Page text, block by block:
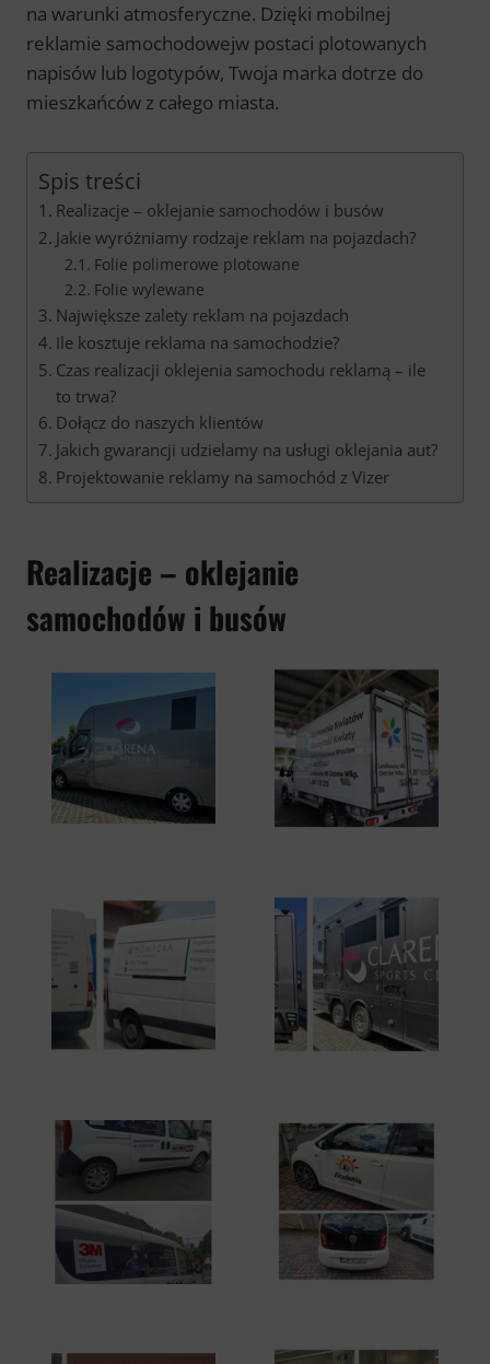
na warunki atmosferyczne. Dzięki mobilnej
reklamie samochodowejw postaci plotowanych
napisów lub logotypów, Twoja marka dotrze do
mieszkańców z całego miasta.
Spis treści
Realizacje – oklejanie samochodów i busów
Jakie wyróżniamy rodzaje reklam na pojazdach?
Folie polimerowe plotowane
Folie wylewane
Największe zalety reklam na pojazdach
Ile kosztuje reklama na samochodzie?
Czas realizacji oklejenia samochodu reklamą – ile
to trwa?
Dołącz do naszych klientów
Jakich gwarancji udzielamy na usługi oklejania aut?
Projektowanie reklamy na samochód z Vizer
Realizacje – oklejanie
samochodów i busów